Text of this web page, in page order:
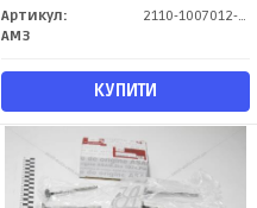
Артикул:
2110-1007012-ЛЭ
АМЗ
КУПИТИ